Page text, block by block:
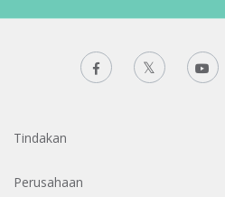
Tindakan
Perusahaan